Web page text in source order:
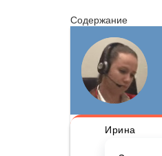
Содержание